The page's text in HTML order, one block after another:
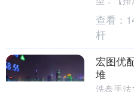
个排序
关用法：
查看：
杆
宏图优
堆
洗盘手法